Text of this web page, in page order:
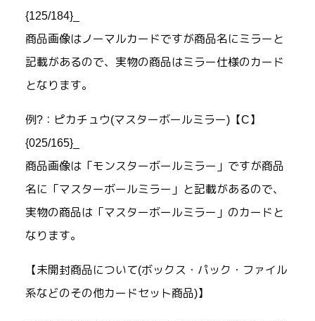
{125/184}_
商品画像はノーマルカードですが商品名にミラーと
記載があるので、実物の商品はミラー仕様のカード
となります。
例?：ピカチュウ(マスターボールミラー)【C】
{025/165}_
商品画像は「モンスターボールミラー」ですが商品
名に「マスターボールミラー」と記載があるので、
実物の商品は「マスターボールミラー」のカードと
なります。
【未開封商品について(ボックス・パック・ファイル
系などのその他カードセット商品)】